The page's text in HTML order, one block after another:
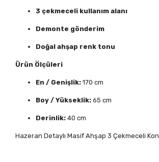
3 çekmeceli kullanım alanı
Demonte gönderim
Doğal ahşap renk tonu
Ürün Ölçüleri
En / Genişlik: 170 cm
Boy / Yükseklik: 65 cm
Derinlik: 40 cm
Hazeran Detaylı Masif Ahşap 3 Çekmeceli